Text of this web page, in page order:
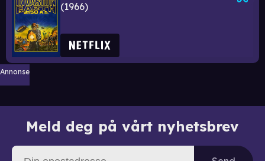
1966
Annonse
Meld deg på vårt nyhetsbrev